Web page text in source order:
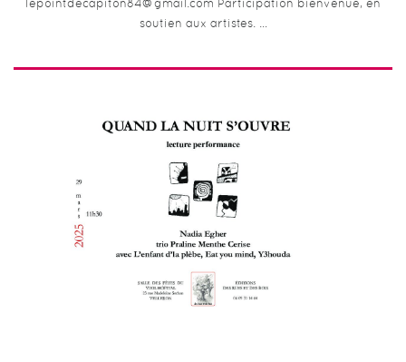
lepointdecapiton84@gmail.com Participation bienvenue, en
soutien aux artistes. …